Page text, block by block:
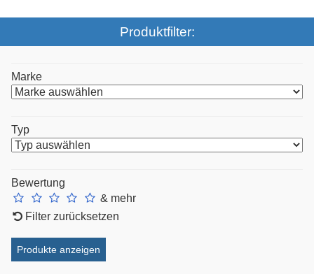
Produktfilter:
Marke
Typ
Bewertung
& mehr
Filter zurücksetzen